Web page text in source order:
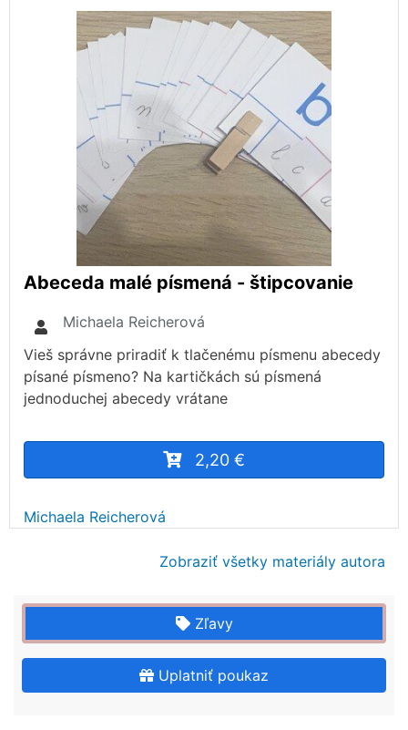
Abeceda malé písmená - štipcovanie
Michaela Reicherová
Vieš správne priradiť k tlačenému písmenu abecedy
písané písmeno? Na kartičkách sú písmená
jednoduchej abecedy vrátane
2,20 €
Michaela Reicherová
Zobraziť všetky materiály autora
Zľavy
Uplatniť poukaz